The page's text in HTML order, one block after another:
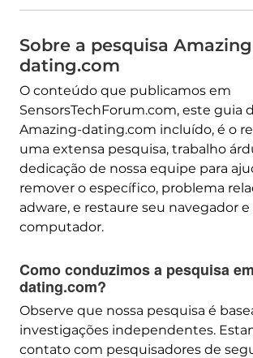
Sobre a pesquisa
dating.com
O conteúdo que publicamos em
SensorsTechForum.com, este guia
Amazing-dating.com incluído, é o
uma extensa pesquisa, trabalho
dedicação de nossa equipe para
remover o específico, problema
adware, e restaure seu navegador
computador.
Como conduzimos a pesquisa
dating.com?
Observe que nossa pesquisa é
investigações independentes.
contato com pesquisadores de